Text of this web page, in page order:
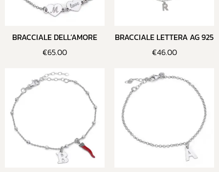
BRACCIALE DELL’AMORE
€65.00
BRACCIALE LETTERA AG 925
€46.00